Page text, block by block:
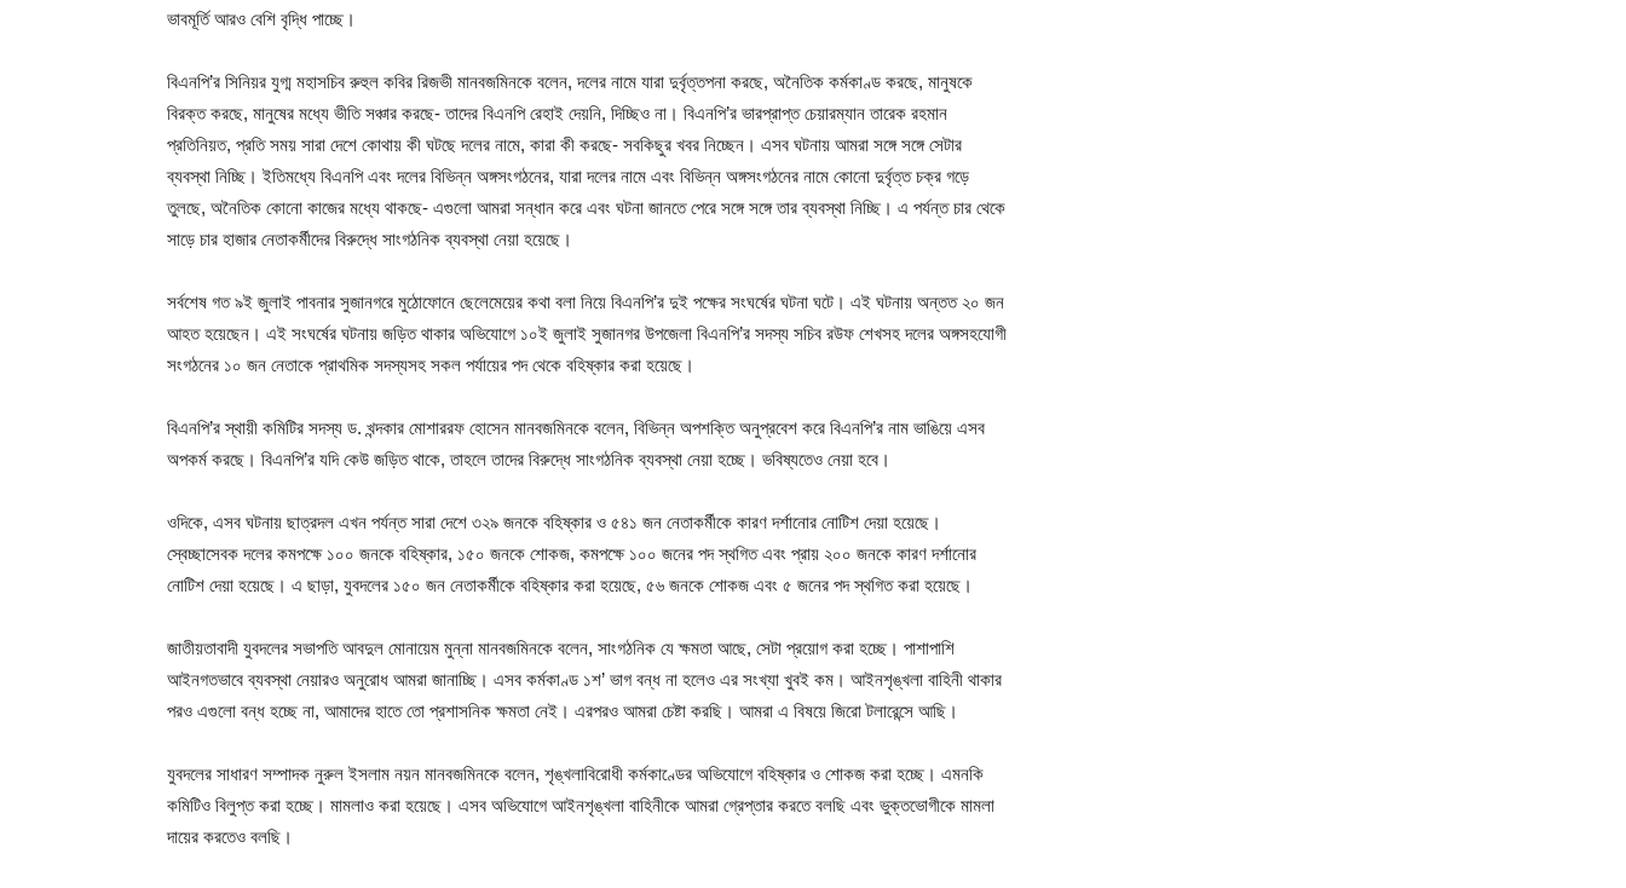
ভাবমূর্তি আরও বেশি বৃদ্ধি পাচ্ছে।
বিএনপি’র সিনিয়র যুগ্ম মহাসচিব রুহুল কবির রিজভী মানবজমিনকে বলেন, দলের নামে যারা দুর্বৃত্তপনা করছে, অনৈতিক কর্মকাণ্ড করছে, মানুষকে
বিরক্ত করছে, মানুষের মধ্যে ভীতি সঞ্চার করছে- তাদের বিএনপি রেহাই দেয়নি, দিচ্ছিও না। বিএনপি’র ভারপ্রাপ্ত চেয়ারম্যান তারেক রহমান
প্রতিনিয়ত, প্রতি সময় সারা দেশে কোথায় কী ঘটছে দলের নামে, কারা কী করছে- সবকিছুর খবর নিচ্ছেন। এসব ঘটনায় আমরা সঙ্গে সঙ্গে সেটার
ব্যবস্থা নিচ্ছি। ইতিমধ্যে বিএনপি এবং দলের বিভিন্ন অঙ্গসংগঠনের, যারা দলের নামে এবং বিভিন্ন অঙ্গসংগঠনের নামে কোনো দুর্বৃত্ত চক্র গড়ে
তুলছে, অনৈতিক কোনো কাজের মধ্যে থাকছে- এগুলো আমরা সন্ধান করে এবং ঘটনা জানতে পেরে সঙ্গে সঙ্গে তার ব্যবস্থা নিচ্ছি। এ পর্যন্ত চার থেকে
সাড়ে চার হাজার নেতাকর্মীদের বিরুদ্ধে সাংগঠনিক ব্যবস্থা নেয়া হয়েছে।
সর্বশেষ গত ৯ই জুলাই পাবনার সুজানগরে মুঠোফোনে ছেলেমেয়ের কথা বলা নিয়ে বিএনপি’র দুই পক্ষের সংঘর্ষের ঘটনা ঘটে। এই ঘটনায় অন্তত ২০ জন
আহত হয়েছেন। এই সংঘর্ষের ঘটনায় জড়িত থাকার অভিযোগে ১০ই জুলাই সুজানগর উপজেলা বিএনপি’র সদস্য সচিব রউফ শেখসহ দলের অঙ্গসহযোগী
সংগঠনের ১০ জন নেতাকে প্রাথমিক সদস্যসহ সকল পর্যায়ের পদ থেকে বহিষ্কার করা হয়েছে।
বিএনপি’র স্থায়ী কমিটির সদস্য ড. খন্দকার মোশাররফ হোসেন মানবজমিনকে বলেন, বিভিন্ন অপশক্তি অনুপ্রবেশ করে বিএনপি’র নাম ভাঙিয়ে এসব
অপকর্ম করছে। বিএনপি’র যদি কেউ জড়িত থাকে, তাহলে তাদের বিরুদ্ধে সাংগঠনিক ব্যবস্থা নেয়া হচ্ছে। ভবিষ্যতেও নেয়া হবে।
ওদিকে, এসব ঘটনায় ছাত্রদল এখন পর্যন্ত সারা দেশে ৩২৯ জনকে বহিষ্কার ও ৫৪১ জন নেতাকর্মীকে কারণ দর্শানোর নোটিশ দেয়া হয়েছে।
স্বেচ্ছাসেবক দলের কমপক্ষে ১০০ জনকে বহিষ্কার, ১৫০ জনকে শোকজ, কমপক্ষে ১০০ জনের পদ স্থগিত এবং প্রায় ২০০ জনকে কারণ দর্শানোর
নোটিশ দেয়া হয়েছে। এ ছাড়া, যুবদলের ১৫০ জন নেতাকর্মীকে বহিষ্কার করা হয়েছে, ৫৬ জনকে শোকজ এবং ৫ জনের পদ স্থগিত করা হয়েছে।
জাতীয়তাবাদী যুবদলের সভাপতি আবদুল মোনায়েম মুন্না মানবজমিনকে বলেন, সাংগঠনিক যে ক্ষমতা আছে, সেটা প্রয়োগ করা হচ্ছে। পাশাপাশি
আইনগতভাবে ব্যবস্থা নেয়ারও অনুরোধ আমরা জানাচ্ছি। এসব কর্মকাণ্ড ১শ’ ভাগ বন্ধ না হলেও এর সংখ্যা খুবই কম। আইনশৃঙ্খলা বাহিনী থাকার
পরও এগুলো বন্ধ হচ্ছে না, আমাদের হাতে তো প্রশাসনিক ক্ষমতা নেই। এরপরও আমরা চেষ্টা করছি। আমরা এ বিষয়ে জিরো টলারেন্সে আছি।
যুবদলের সাধারণ সম্পাদক নুরুল ইসলাম নয়ন মানবজমিনকে বলেন, শৃঙ্খলাবিরোধী কর্মকাণ্ডের অভিযোগে বহিষ্কার ও শোকজ করা হচ্ছে। এমনকি
কমিটিও বিলুপ্ত করা হচ্ছে। মামলাও করা হয়েছে। এসব অভিযোগে আইনশৃঙ্খলা বাহিনীকে আমরা গ্রেপ্তার করতে বলছি এবং ভুক্তভোগীকে মামলা
দায়ের করতেও বলছি।